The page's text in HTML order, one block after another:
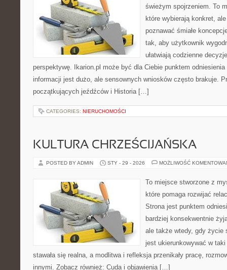
świeżym spojrzeniem. To
które wybierają konkret,
poznawać śmiałe
tak, aby użytkownik
ułatwiają codzienne
perspektywę. Ikarion.pl może być dla Ciebie punktem
informacji jest dużo, ale sensownych wniosków często brakuje.
początkujących jeźdźców i Historia […]
CATEGORIES: NIERUCHOMOŚCI
KULTURA CHRZEŚCIJAŃSKA
POSTED BY ADMIN STY - 29 - 2026 MOŻLIWOŚĆ
To miejsce stworzone z
które pomaga rozwijać
Strona jest punktem
bardziej konsekwentnie
ale także wtedy, gdy życie
jest ukierunkowywać w
stawała się realna, a modlitwa i refleksja przenikały pracę,
innymi. Zobacz również: Cuda i objawienia […]